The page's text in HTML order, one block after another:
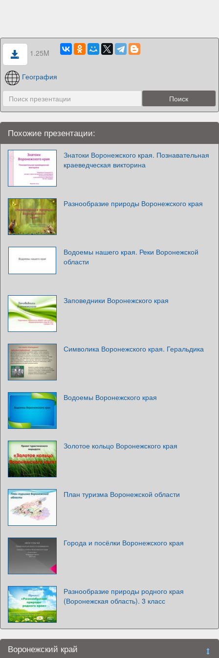
1.25M
География
Похожие презентации:
Знатоки Воронежского края. Познавательная
краеведческая викторина
Разнообразие природы Воронежского края
Водоемы нашего края. Реки Воронежской
области
Заповедники Воронежского края
Символика Воронежского края. Геральдика
Водоемы Воронежского края
Золотое кольцо Воронежского края
План туризма Воронежской области
Города и посёлки Воронежского края
Разнообразие природы родного края
(Воронежская область). 3 класс
Воронежский край